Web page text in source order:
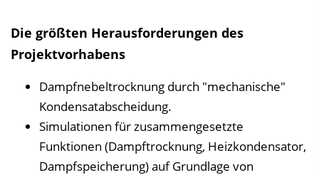
Die größten Herausforderungen des
Projektvorhabens
Dampfnebeltrocknung durch "mechanische"
Kondensatabscheidung.
Simulationen für zusammengesetzte
Funktionen (Dampftrocknung, Heizkondensator,
Dampfspeicherung) auf Grundlage von